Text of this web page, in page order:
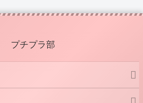
プチプラ部